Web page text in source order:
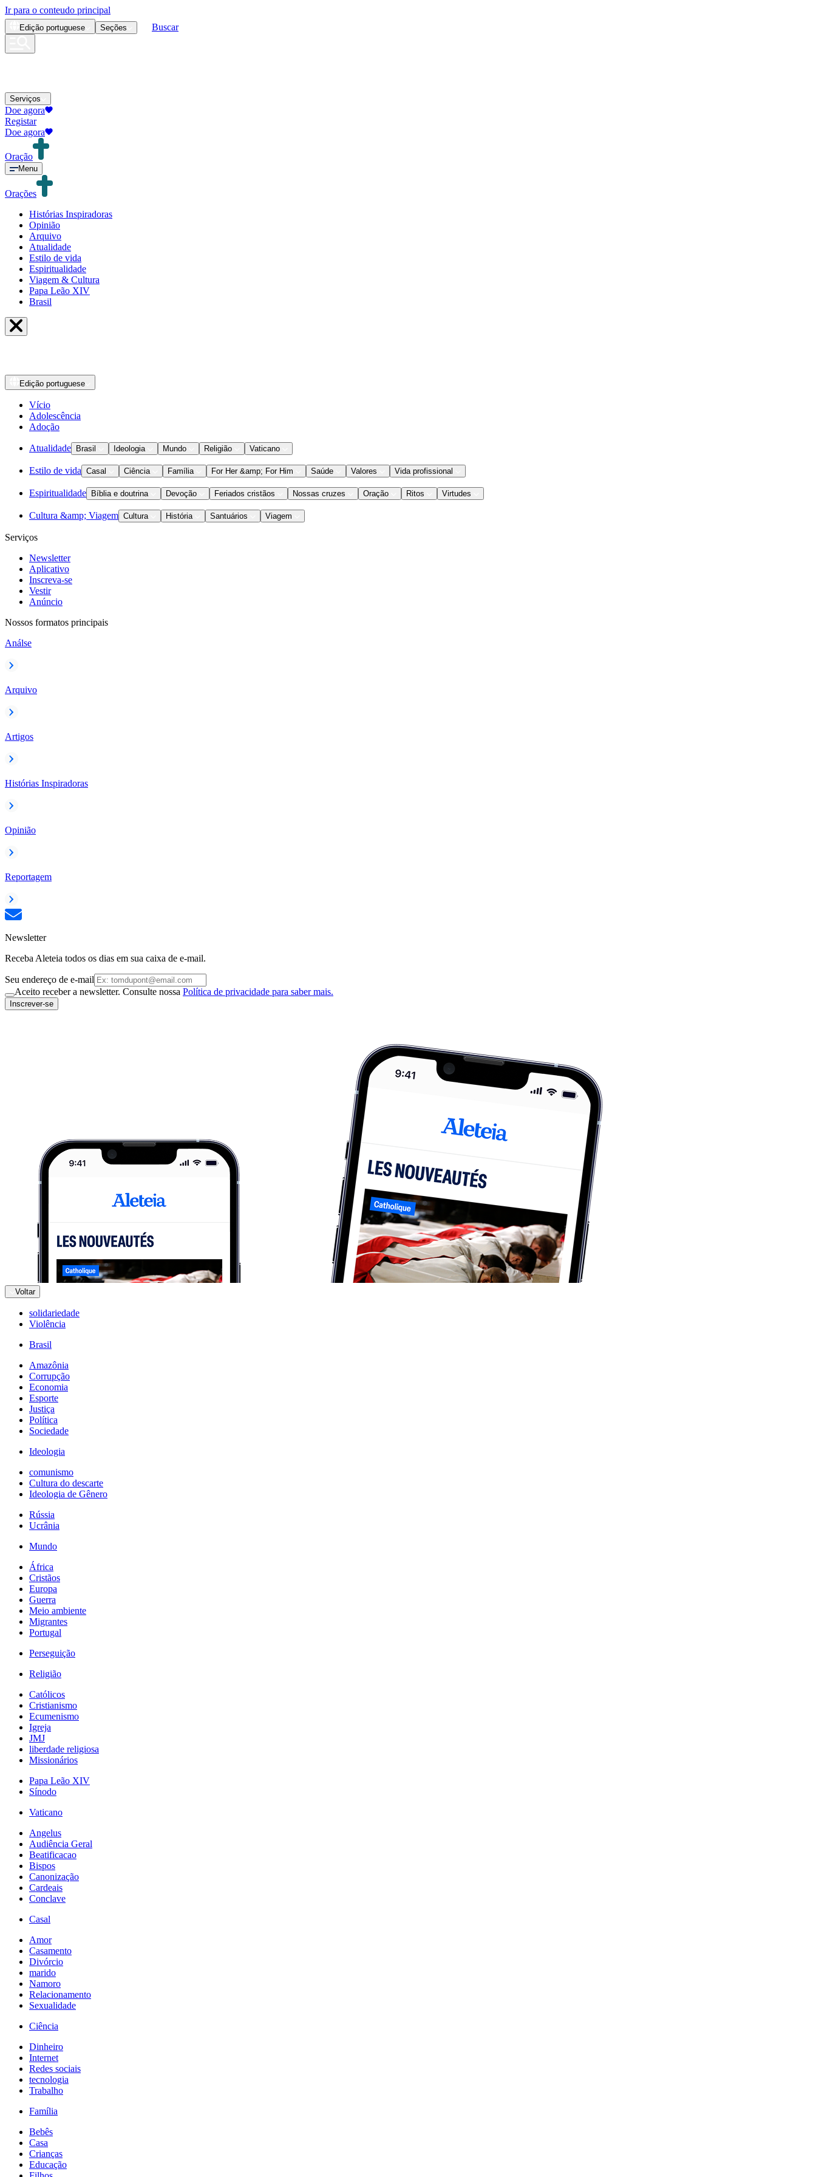
Ir para o conteudo principal
Edição portuguese Seções Buscar
Serviços
Doe agora
Registar
Doe agora
Oração
Menu
Orações
Histórias Inspiradoras
Opinião
Arquivo
Atualidade
Estilo de vida
Espiritualidade
Viagem & Cultura
Papa Leão XIV
Brasil
Edição portuguese
Vício
Adolescência
Adoção
Atualidade Brasil Ideologia Mundo Religião Vaticano
Estilo de vida Casal Ciência Família For Her &amp; For Him Saúde Valores Vida profissional
Espiritualidade Bíblia e doutrina Devoção Feriados cristãos Nossas cruzes Oração Ritos Virtudes
Cultura &amp; Viagem Cultura História Santuários Viagem
Serviços
Newsletter
Aplicativo
Inscreva-se
Vestir
Anúncio
Nossos formatos principais
Análse
Arquivo
Artigos
Histórias Inspiradoras
Opinião
Reportagem
Newsletter
Receba Aleteia todos os dias em sua caixa de e-mail.
Seu endereço de e-mail
Aceito receber a newsletter. Consulte nossa Política de privacidade para saber mais.
Inscrever-se
Voltar
solidariedade
Violência
Brasil
Amazônia
Corrupção
Economia
Esporte
Justiça
Política
Sociedade
Ideologia
comunismo
Cultura do descarte
Ideologia de Gênero
Rússia
Ucrânia
Mundo
África
Cristãos
Europa
Guerra
Meio ambiente
Migrantes
Portugal
Perseguição
Religião
Católicos
Cristianismo
Ecumenismo
Igreja
JMJ
liberdade religiosa
Missionários
Papa Leão XIV
Sínodo
Vaticano
Angelus
Audiência Geral
Beatificacao
Bispos
Canonização
Cardeais
Conclave
Casal
Amor
Casamento
Divórcio
marido
Namoro
Relacionamento
Sexualidade
Ciência
Dinheiro
Internet
Redes sociais
tecnologia
Trabalho
Família
Bebês
Casa
Crianças
Educação